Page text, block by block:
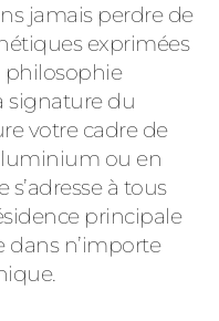
jamais perdre de
exprimées
philosophie
signature du
votre cadre de
ou en
s’adresse à tous
principale
dans n’importe